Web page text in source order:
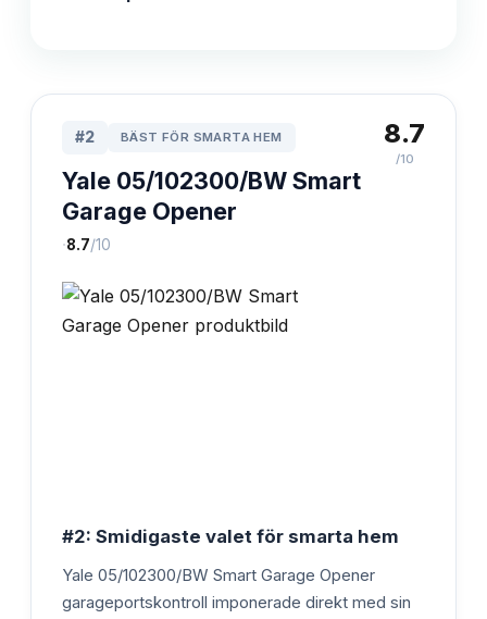
#2 BÄST FÖR SMARTA HEM
Yale 05/102300/BW Smart
Garage Opener
·8.7/10
8.7
/10
#2: Smidigaste valet för smarta hem
Yale 05/102300/BW Smart Garage Opener
garageportskontroll imponerade direkt med sin